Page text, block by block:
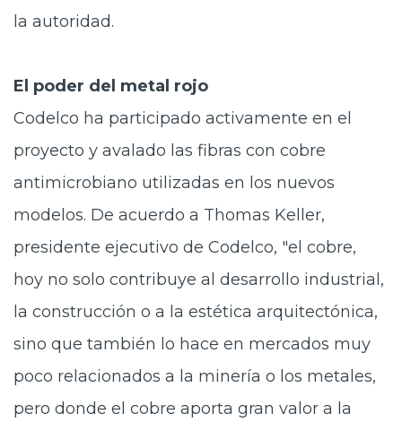
la autoridad.
El poder del metal rojo
Codelco ha participado activamente en el
proyecto y avalado las fibras con cobre
antimicrobiano utilizadas en los nuevos
modelos. De acuerdo a Thomas Keller,
presidente ejecutivo de Codelco, "el cobre,
hoy no solo contribuye al desarrollo industrial,
la construcción o a la estética arquitectónica,
sino que también lo hace en mercados muy
poco relacionados a la minería o los metales,
pero donde el cobre aporta gran valor a la